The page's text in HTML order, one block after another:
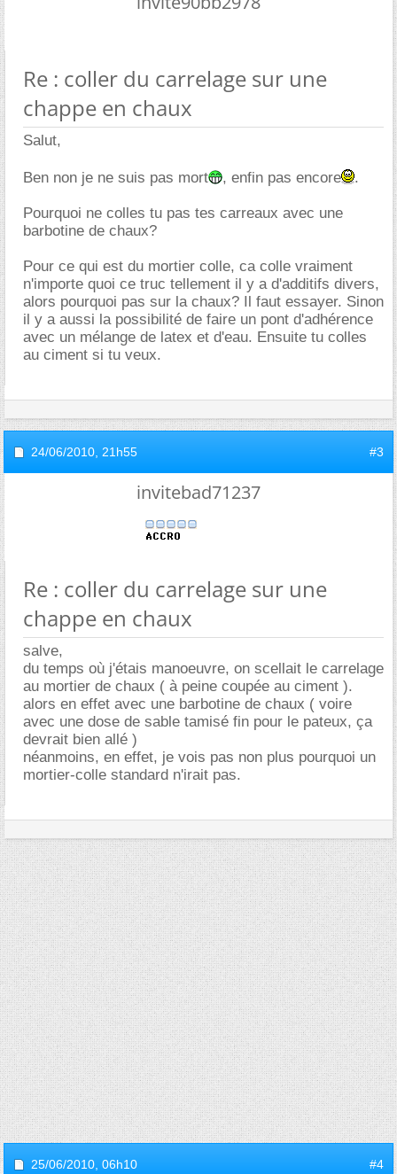
Re : coller du carrelage sur une
chappe en chaux
Salut,
Ben non je ne suis pas mort , enfin pas encore .
Pourquoi ne colles tu pas tes carreaux avec une
barbotine de chaux?
Pour ce qui est du mortier colle, ca colle vraiment
n'importe quoi ce truc tellement il y a d'additifs divers,
alors pourquoi pas sur la chaux? Il faut essayer. Sinon
il y a aussi la possibilité de faire un pont d'adhérence
avec un mélange de latex et d'eau. Ensuite tu colles
au ciment si tu veux.
24/06/2010, 21h55 #3
invitebad71237
Re : coller du carrelage sur une
chappe en chaux
salve,
du temps où j'étais manoeuvre, on scellait le carrelage
au mortier de chaux ( à peine coupée au ciment ).
alors en effet avec une barbotine de chaux ( voire
avec une dose de sable tamisé fin pour le pateux, ça
devrait bien allé )
néanmoins, en effet, je vois pas non plus pourquoi un
mortier-colle standard n'irait pas.
25/06/2010, 06h10 #4